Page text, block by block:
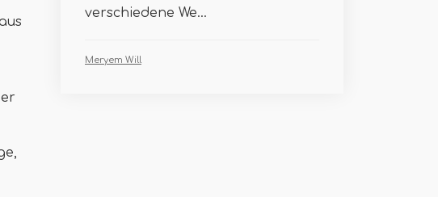
verschiedene We...
Meryem Will